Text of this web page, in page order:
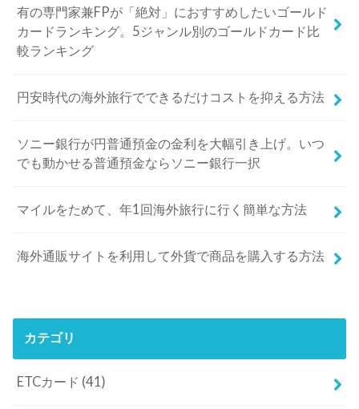
有の専門家兼FPが「絶対」におすすめしたいゴールド
カードランキング。5ジャンル別のゴールドカード比
較ランキング
円安時代の海外旅行でできるだけコストを抑える方法
ソニー銀行が円普通預金の金利を大幅引き上げ。いつ
でも動かせる普通預金ならソニー銀行一択
マイルをためて、年1回海外旅行に行く簡単な方法
海外通販サイトを利用して外貨で商品を購入する方法
カテゴリ
ETCカード (41)